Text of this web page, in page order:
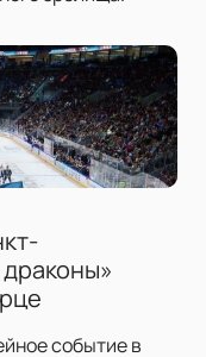
событие в